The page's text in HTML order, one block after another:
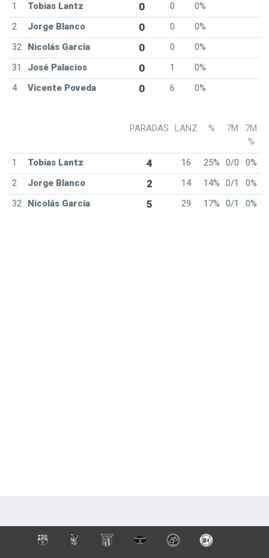
1 Tobias Lantz 0 0
0%
2
Jorge Blanco 0 0
0%
32
Nicolás García 0 0
0%
31
José Palacios 0 1
0%
4
Vicente Poveda 0 6 0%
PARADAS LANZ % 7M
7M
%
1
Tobias Lantz 4 16 25% 0/0
0%
2
Jorge Blanco 2 14 14% 0/1
0%
32
Nicolás García 5 29 17% 0/1 0%